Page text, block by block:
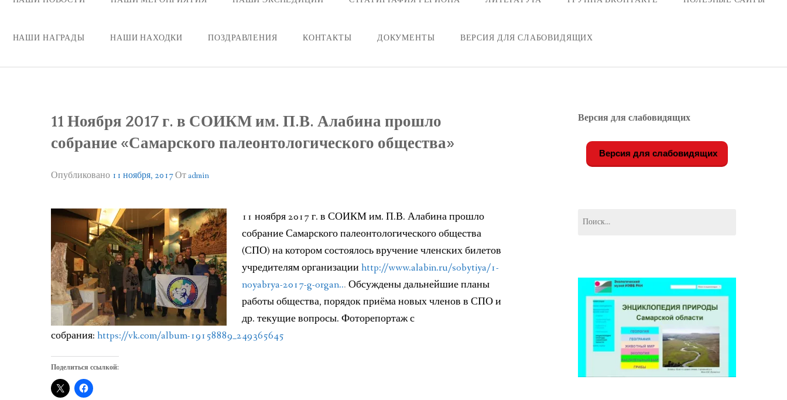
НАШИ НАГРАДЫ НАШИ НАХОДКИ ПОЗДРАВЛЕНИЯ КОНТАКТЫ ДОКУМЕНТЫ ВЕРСИЯ ДЛЯ СЛАБОВИДЯЩИХ
11 Ноября 2017 г. в СОИКМ им. П.В. Алабина прошло
собрание «Самарского палеонтологического общества»
Опубликовано 11 ноября, 2017От admin
11 ноября 2017 г. в СОИКМ им. П.В. Алабина прошло
собрание Самарского палеонтологического общества
(СПО) на котором состоялось вручение членских билетов
учредителям организацииhttp://www.alabin.ru/sobytiya/1-
noyabrya-2017-g-organ... Обсуждены дальнейшие планы
работы общества, порядок приёма новых членов в СПО и
др. текущие вопросы. Фоторепортаж с
собрания: https://vk.com/album-19158889_249365645
Поделиться ссылкой:
Версия для слабовидящих
Версия для слабовидящих